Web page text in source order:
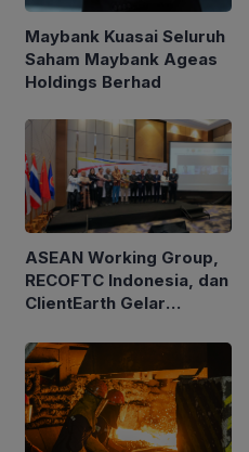
Maybank Kuasai Seluruh
Saham Maybank Ageas
Holdings Berhad
ASEAN Working Group,
RECOFTC Indonesia, dan
ClientEarth Gelar
untuk Memperkuat Tata
Kelola Perhutanan Sosial